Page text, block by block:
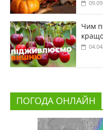
Чим
ПОГОДА ОНЛАЙН